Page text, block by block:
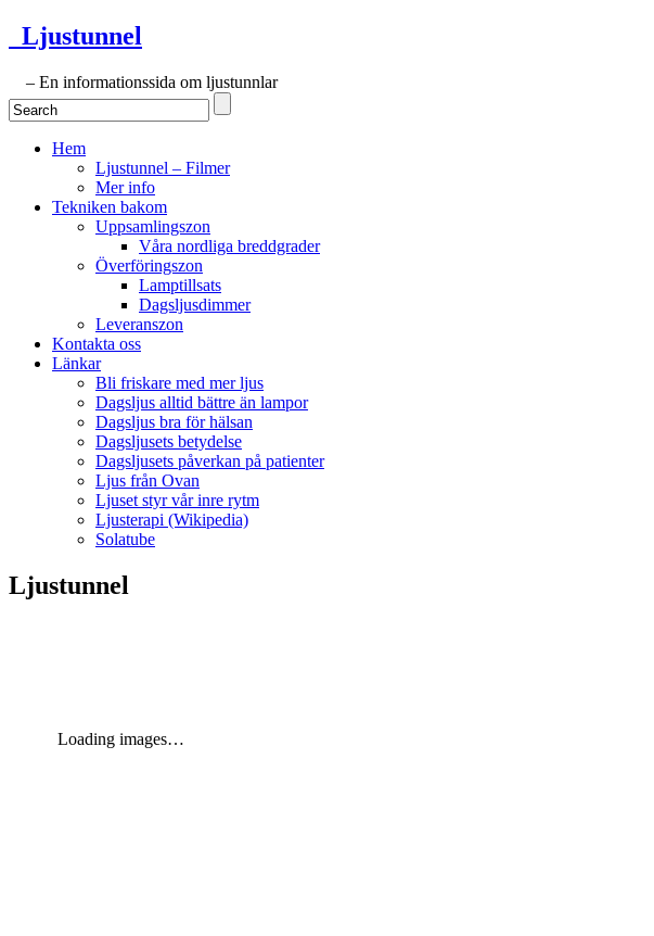
Ljustunnel
– En informationssida om ljustunnlar
Hem
Ljustunnel – Filmer
Mer info
Tekniken bakom
Uppsamlingszon
Våra nordliga breddgrader
Överföringszon
Lamptillsats
Dagsljusdimmer
Leveranszon
Kontakta oss
Länkar
Bli friskare med mer ljus
Dagsljus alltid bättre än lampor
Dagsljus bra för hälsan
Dagsljusets betydelse
Dagsljusets påverkan på patienter
Ljus från Ovan
Ljuset styr vår inre rytm
Ljusterapi (Wikipedia)
Solatube
Ljustunnel
Loading images…